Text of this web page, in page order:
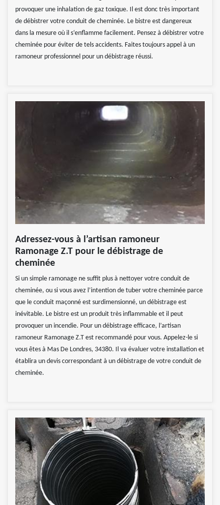
provoquer une inhalation de gaz toxique. Il est donc très important
de débistrer votre conduit de cheminée. Le bistre est dangereux
dans la mesure où il s‘enflamme facilement. Pensez à débistrer votre
cheminée pour éviter de tels accidents. Faites toujours appel à un
ramoneur professionnel pour un débistrage réussi.
Adressez-vous à l’artisan ramoneur
Ramonage Z.T pour le débistrage de
cheminée
Si un simple ramonage ne suffit plus à nettoyer votre conduit de
cheminée, ou si vous avez l’intention de tuber votre cheminée parce
que le conduit maçonné est surdimensionné, un débistrage est
inévitable. Le bistre est un produit très inflammable et il peut
provoquer un incendie. Pour un débistrage efficace, l’artisan
ramoneur Ramonage Z.T est recommandé pour vous. Appelez-le si
vous êtes à Mas De Londres, 34380. Il va évaluer votre installation et
établira un devis correspondant à un débistrage de votre conduit de
cheminée.